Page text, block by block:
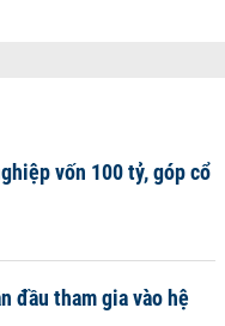
vốn 100 tỷ, góp cổ
đầu tham gia vào hệ